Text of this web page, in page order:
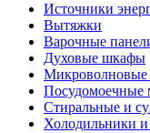
Источники
Вытяжки
Варочные
Духовые шкафы
Микроволновые
Стиральные и
Холодильники